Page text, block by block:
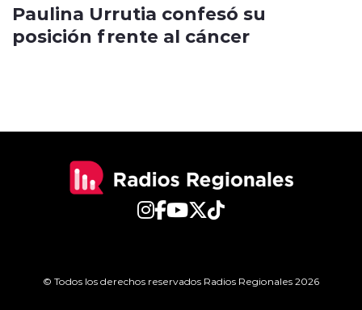
Paulina Urrutia confesó su
posición frente al cáncer
© Todos los derechos reservados Radios Regionales 2026